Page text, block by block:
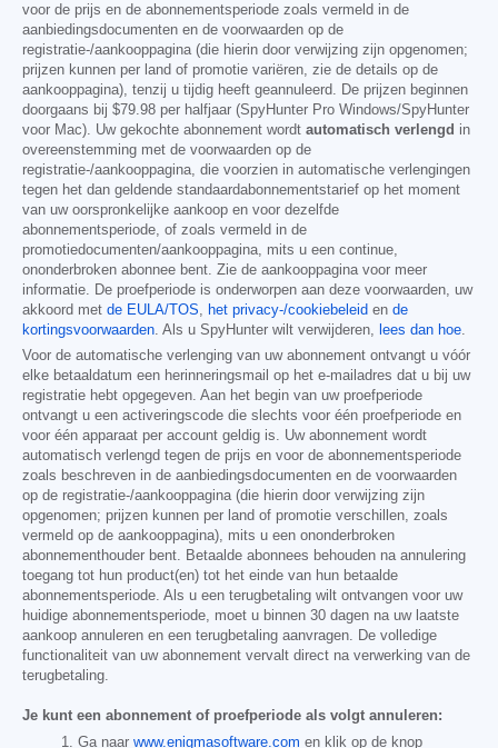
voor de prijs en de abonnementsperiode zoals vermeld in de
aanbiedingsdocumenten en de voorwaarden op de
registratie-/aankooppagina (die hierin door verwijzing zijn opgenomen;
prijzen kunnen per land of promotie variëren, zie de details op de
aankooppagina), tenzij u tijdig heeft geannuleerd. De prijzen beginnen
doorgaans bij $79.98 per halfjaar (SpyHunter Pro Windows/SpyHunter
voor Mac). Uw gekochte abonnement wordt automatisch verlengd in
overeenstemming met de voorwaarden op de
registratie-/aankooppagina, die voorzien in automatische verlengingen
tegen het dan geldende standaardabonnementstarief op het moment
van uw oorspronkelijke aankoop en voor dezelfde
abonnementsperiode, of zoals vermeld in de
promotiedocumenten/aankooppagina, mits u een continue,
ononderbroken abonnee bent. Zie de aankooppagina voor meer
informatie. De proefperiode is onderworpen aan deze voorwaarden, uw
akkoord met de EULA/TOS, het privacy-/cookiebeleid en de
kortingsvoorwaarden. Als u SpyHunter wilt verwijderen, lees dan hoe.
Voor de automatische verlenging van uw abonnement ontvangt u vóór
elke betaaldatum een herinneringsmail op het e-mailadres dat u bij uw
registratie hebt opgegeven. Aan het begin van uw proefperiode
ontvangt u een activeringscode die slechts voor één proefperiode en
voor één apparaat per account geldig is. Uw abonnement wordt
automatisch verlengd tegen de prijs en voor de abonnementsperiode
zoals beschreven in de aanbiedingsdocumenten en de voorwaarden
op de registratie-/aankooppagina (die hierin door verwijzing zijn
opgenomen; prijzen kunnen per land of promotie verschillen, zoals
vermeld op de aankooppagina), mits u een ononderbroken
abonnementhouder bent. Betaalde abonnees behouden na annulering
toegang tot hun product(en) tot het einde van hun betaalde
abonnementsperiode. Als u een terugbetaling wilt ontvangen voor uw
huidige abonnementsperiode, moet u binnen 30 dagen na uw laatste
aankoop annuleren en een terugbetaling aanvragen. De volledige
functionaliteit van uw abonnement vervalt direct na verwerking van de
terugbetaling.
Je kunt een abonnement of proefperiode als volgt annuleren:
Ga naar www.enigmasoftware.com en klik op de knop